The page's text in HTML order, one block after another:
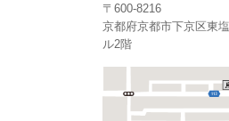
〒600-8216
京都府京都市下京区東
ル2階